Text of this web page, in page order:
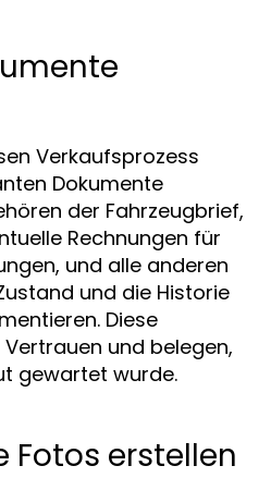
Verkaufsprozess
Dokumente
der Fahrzeugbrief,
Rechnungen für
und alle anderen
und die Historie
Diese
und belegen,
gewartet wurde.
Fotos erstellen